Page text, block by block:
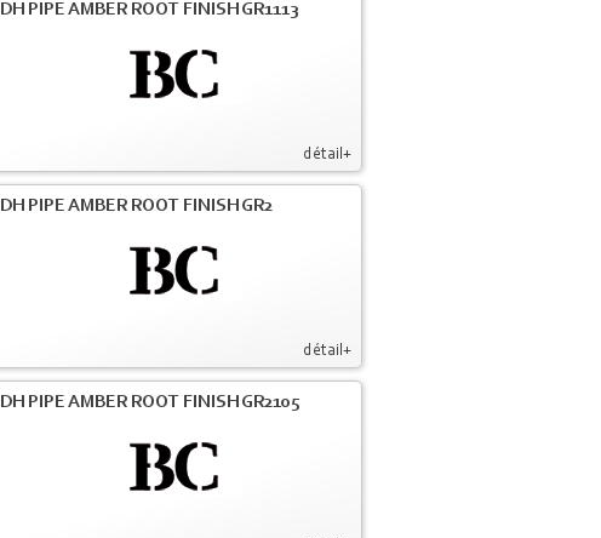
détail+
DH PIPE AMBER ROOT FINISH GR1113
détail+
DH PIPE AMBER ROOT FINISH GR2
DH PIPE AMBER ROOT FINISH GR2105